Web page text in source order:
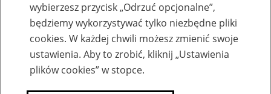
Nazwa zakładu pracy:
SZUKAJ
wybierzesz przycisk „Odrzuć opcjonalne”,
będziemy wykorzystywać tylko niezbędne pliki
cookies. W każdej chwili możesz zmienić swoje
ustawienia. Aby to zrobić, kliknij „Ustawienia
plików cookies” w stopce.